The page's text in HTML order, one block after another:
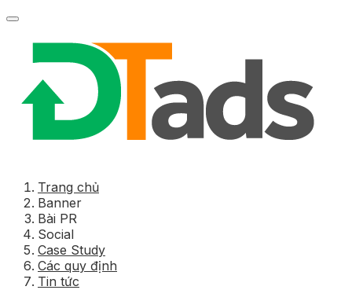
Trang chủ
Banner
Bài PR
Social
Case Study
Các quy định
Tin tức